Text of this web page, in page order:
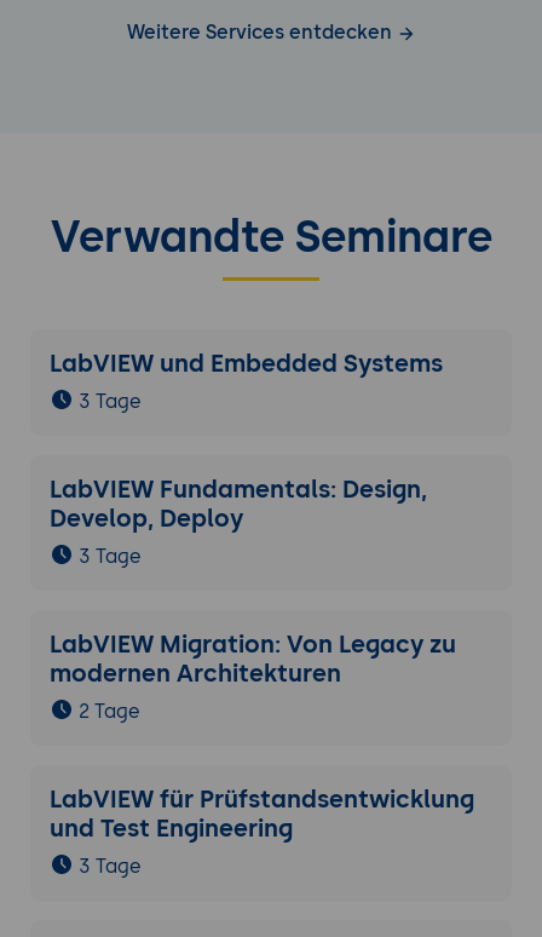
Weitere Services entdecken
Verwandte Seminare
LabVIEW und Embedded Systems
3 Tage
LabVIEW Fundamentals: Design,
Develop, Deploy
3 Tage
LabVIEW Migration: Von Legacy zu
modernen Architekturen
2 Tage
LabVIEW für Prüfstandsentwicklung
und Test Engineering
3 Tage